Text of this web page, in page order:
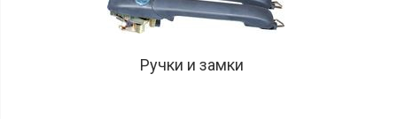
Ручки и замки